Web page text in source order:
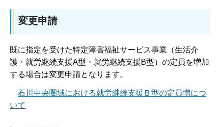
変更申請
既に指定を受けた特定障害福祉サービス事業（生活介
護・就労継続支援A型・就労継続支援B型）の定員を増加
する場合は変更申請となります。
石川中央圏域における就労継続支援Ｂ型の定員増につ
いて